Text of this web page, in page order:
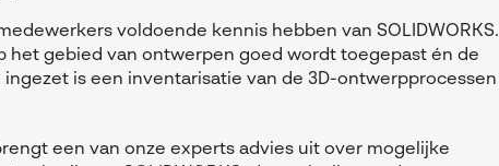
voldoende kennis hebben van SOLIDWORKS.
het gebied van ontwerpen goed wordt toegepast én de
is een inventarisatie van de 3D-ontwerpprocessen
een van onze experts advies uit over mogelijke